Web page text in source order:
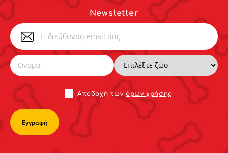
Newsletter
Αποδoχή τωνόρων χρήσης